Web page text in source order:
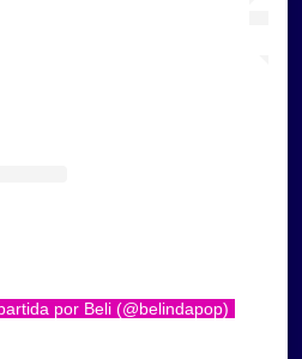
por Beli (@belindapop)